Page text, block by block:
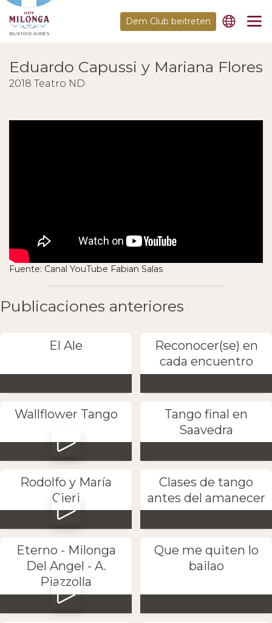
BUENOS AIRES
Dem Club beitreten
Eduardo Capussi y Mariana Flores
2018 Teatro ND
Fuente: Canal YouTube Fabian Salas
Publicaciones anteriores
El Ale
Reconocer(se) en
cada encuentro
Wallflower Tango
Tango final en
Saavedra
Rodolfo y María
Cieri
Clases de tango
antes del amanecer
Eterno - Milonga
Del Angel - A.
Piazzolla
Que me quiten lo
bailao